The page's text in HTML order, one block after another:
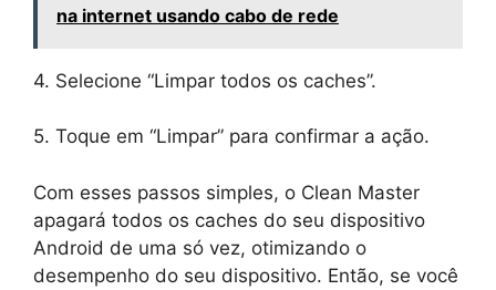
na internet usando cabo de rede
4. Selecione “Limpar todos os caches”.
5. Toque em “Limpar” para confirmar a ação.
Com esses passos simples, o Clean Master
apagará todos os caches do seu dispositivo
Android de uma só vez, otimizando o
desempenho do seu dispositivo. Então, se você